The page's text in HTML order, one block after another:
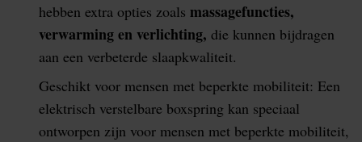
hebben extra opties zoals massagefuncties,
verwarming en verlichting, die kunnen bijdragen
aan een verbeterde slaapkwaliteit.
Geschikt voor mensen met beperkte mobiliteit: Een
elektrisch verstelbare boxspring kan speciaal
ontworpen zijn voor mensen met beperkte mobiliteit,